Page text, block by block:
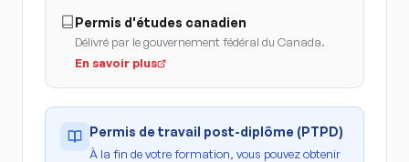
Permis d'études canadien
Délivré par le gouvernement fédéral du Canada.
En savoir plus
Permis de travail post-diplôme (PTPD)
À la fin de votre formation, vous pouvez obtenir